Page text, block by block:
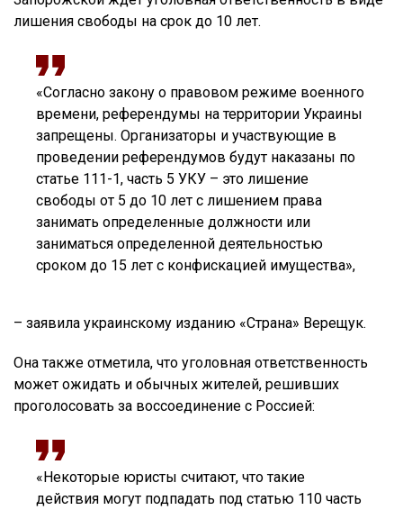
лишения свободы на срок до 10 лет.
«Согласно закону о правовом режиме военного
времени, референдумы на территории Украины
запрещены. Организаторы и участвующие в
проведении референдумов будут наказаны по
статье 111-1, часть 5 УКУ – это лишение
свободы от 5 до 10 лет с лишением права
занимать определенные должности или
заниматься определенной деятельностью
сроком до 15 лет с конфискацией имущества»,
– заявила украинскому изданию «Страна» Верещук.
Она также отметила, что уголовная ответственность
может ожидать и обычных жителей, решивших
проголосовать за воссоединение с Россией:
«Некоторые юристы считают, что такие
действия могут подпадать под статью 110 часть